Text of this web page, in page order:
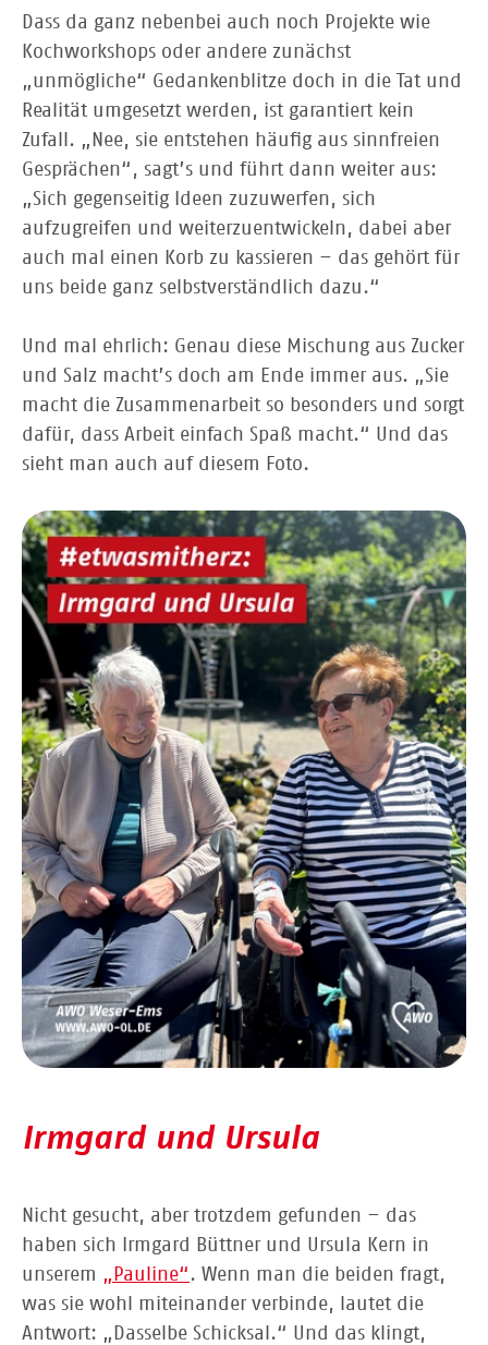
Dass da ganz nebenbei auch noch Projekte wie
Kochworkshops oder andere zunächst
„unmögliche“ Gedankenblitze doch in die Tat und
Realität umgesetzt werden, ist garantiert kein
Zufall. „Nee, sie entstehen häufig aus sinnfreien
Gesprächen“, sagt’s und führt dann weiter aus:
„Sich gegenseitig Ideen zuzuwerfen, sich
aufzugreifen und weiterzuentwickeln, dabei aber
auch mal einen Korb zu kassieren – das gehört für
uns beide ganz selbstverständlich dazu.“
Und mal ehrlich: Genau diese Mischung aus Zucker
und Salz macht’s doch am Ende immer aus. „Sie
macht die Zusammenarbeit so besonders und sorgt
dafür, dass Arbeit einfach Spaß macht.“ Und das
sieht man auch auf diesem Foto.
Irmgard und Ursula
Nicht gesucht, aber trotzdem gefunden – das
haben sich Irmgard Büttner und Ursula Kern in
unserem „Pauline“. Wenn man die beiden fragt,
was sie wohl miteinander verbinde, lautet die
Antwort: „Dasselbe Schicksal.“ Und das klingt,